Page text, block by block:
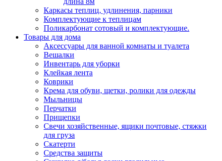
Каркасы теплиц, удлинения, парники
Комплектующие к теплицам
Поликарбонат сотовый и комплектующие.
Товары для дома
Аксессуары для ванной комнаты и туалета
Вешалки
Инвентарь для уборки
Клейкая лента
Коврики
Крема для обуви, щетки, ролики для одежды
Мыльницы
Перчатки
Прищепки
Свечи хозяйственные, ящики почтовые, стяжки
для груза
Скатерти
Средства защиты